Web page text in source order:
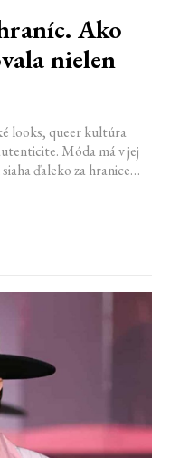
Ako
nielen
looks, queer kultúra
Móda má v jej
ďaleko za hranice
oblečenie ako tichý
scéne mali aj ľudia na
Ako sa queer